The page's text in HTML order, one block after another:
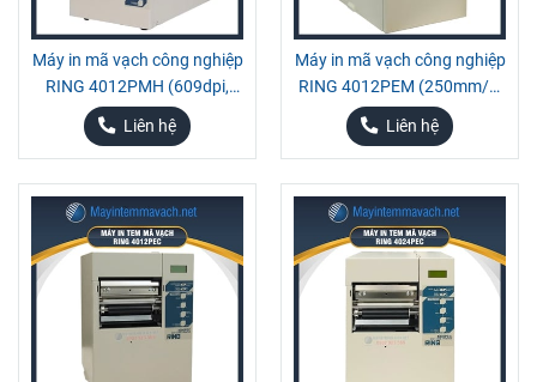
Máy in mã vạch công nghiệp
RING 4012PMH (609dpi,
80mm/s)
Liên hệ
Máy in mã vạch công nghiệp
RING 4012PEM (250mm/s,
300dpi)
Liên hệ